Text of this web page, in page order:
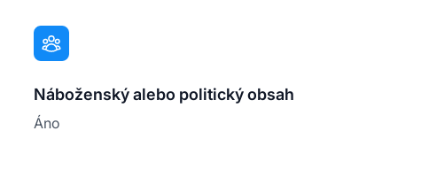
Náboženský alebo politický obsah
Áno